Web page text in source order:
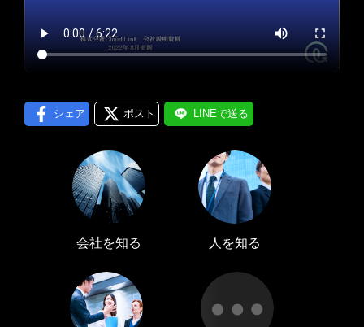
シェア ポスト LINEで送る
会社を知る 人を知る